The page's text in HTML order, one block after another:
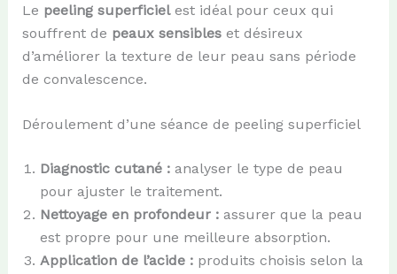
Le peeling superficielest idéal pour ceux qui
souffrent de peaux sensibleset désireux
d’améliorer la texture de leur peau sans période
de convalescence.
Déroulement d’une séance de peeling superficiel
Diagnostic cutané :analyser le type de peau
pour ajuster le traitement.
Nettoyage en profondeur :assurer que la peau
est propre pour une meilleure absorption.
Application de l’acide :produits choisis selon la